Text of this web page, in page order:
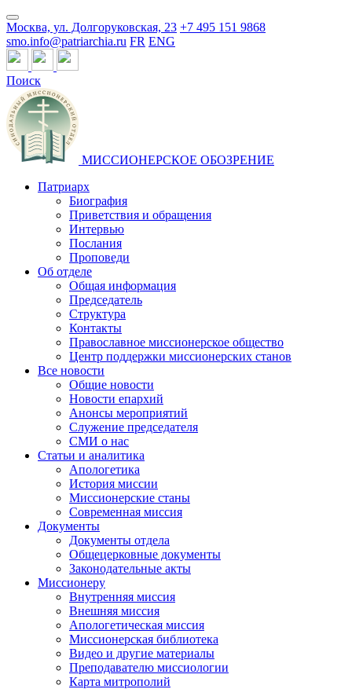
Москва, ул. Долгоруковская, 23 +7 495 151 9868
smo.info@patriarchia.ru FR ENG
Поиск
МИССИОНЕРСКОЕ ОБОЗРЕНИЕ
Патриарх
Биография
Приветствия и обращения
Интервью
Послания
Проповеди
Об отделе
Общая информация
Председатель
Структура
Контакты
Православное миссионерское общество
Центр поддержки миссионерских станов
Все новости
Общие новости
Новости епархий
Анонсы мероприятий
Служение председателя
СМИ о нас
Статьи и аналитика
Апологетика
История миссии
Миссионерские станы
Современная миссия
Документы
Документы отдела
Общецерковные документы
Законодательные акты
Миссионеру
Внутренняя миссия
Внешняя миссия
Апологетическая миссия
Миссионерская библиотека
Видео и другие материалы
Преподавателю миссиологии
Карта митрополий